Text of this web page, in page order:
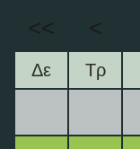
<< <
Δε Τρ